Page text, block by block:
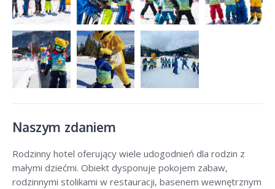
Naszym zdaniem
Rodzinny hotel oferujący wiele udogodnień dla rodzin z
małymi dziećmi. Obiekt dysponuje pokojem zabaw,
rodzinnymi stolikami w restauracji, basenem wewnętrznym